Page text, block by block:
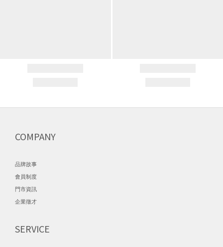
COMPANY
品牌故事
會員制度
門市資訊
企業徵才
SERVICE